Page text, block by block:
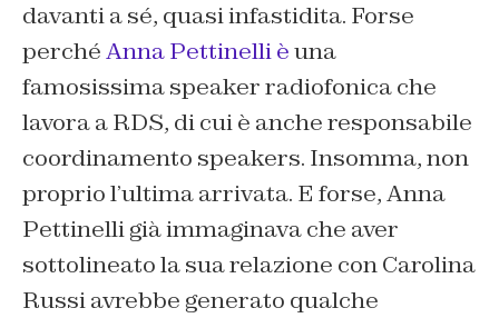
davanti a sé, quasi infastidita. Forse
perchéAnna Pettinelli èuna
famosissima speaker radiofonica che
lavora a RDS, di cui è anche responsabile
coordinamento speakers. Insomma, non
proprio l’ultima arrivata. E forse, Anna
Pettinelli già immaginava che aver
sottolineato la sua relazione con Carolina
Russi avrebbe generato qualche